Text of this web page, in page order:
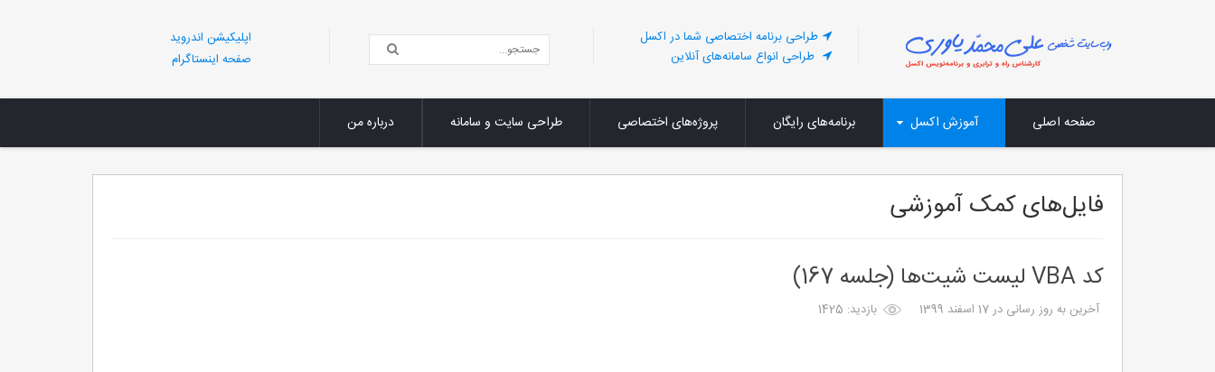
طراحی برنامه اختصاصی شما در اکسل
طراحی انواع سامانه‌های آنلاین
اپلیکیشن اندروید
صفحه اینستاگرام
صفحه اصلی آموزش اکسل برنامه‌های رایگان پروژه‌های اختصاصی طراحی سایت و سامانه درباره من
فایل‌های کمک آموزشی
کد VBA لیست شیت‌‌ها (جلسه 167)
آخرین به روز رسانی در 17 اسفند 1399 بازدید: 1425